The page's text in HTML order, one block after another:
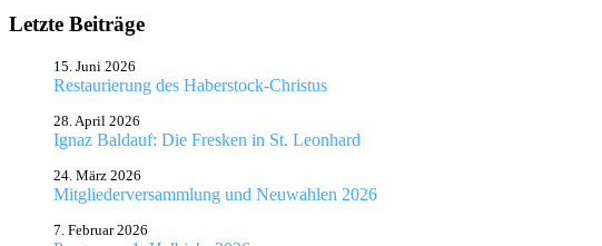
Letzte Beiträge
Restaurierung des Haberstock-Christus
15. Juni 2026
Ignaz Baldauf: Die Fresken in St. Leonhard
28. April 2026
Mitgliederversammlung und Neuwahlen 2026
24. März 2026
7. Februar 2026